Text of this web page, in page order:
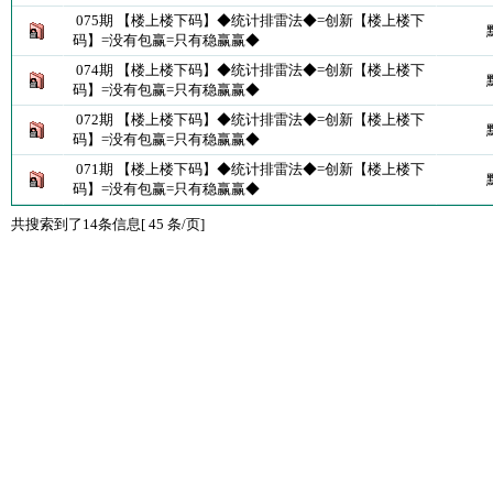
075期 【楼上楼下码】◆统计排雷法◆=创新【楼上楼下
码】=没有包赢=只有稳赢赢◆
074期 【楼上楼下码】◆统计排雷法◆=创新【楼上楼下
码】=没有包赢=只有稳赢赢◆
072期 【楼上楼下码】◆统计排雷法◆=创新【楼上楼下
码】=没有包赢=只有稳赢赢◆
071期 【楼上楼下码】◆统计排雷法◆=创新【楼上楼下
码】=没有包赢=只有稳赢赢◆
共搜索到了14条信息[ 45 条/页]